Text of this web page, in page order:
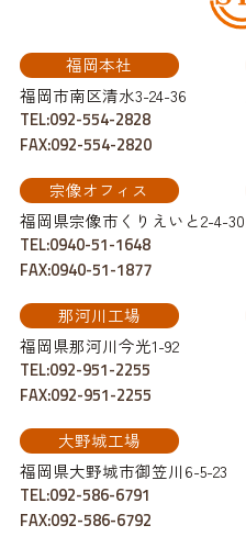
福岡本社
福岡市南区清水3-24-36
TEL:092-554-2828
FAX:092-554-2820
宗像オフィス
福岡県宗像市くりえいと2-4-30
TEL:0940-51-1648
FAX:0940-51-1877
那河川工場
福岡県那河川今光1-92
TEL:092-951-2255
FAX:092-951-2255
大野城工場
福岡県大野城市御笠川6-5-23
TEL:092-586-6791
FAX:092-586-6792